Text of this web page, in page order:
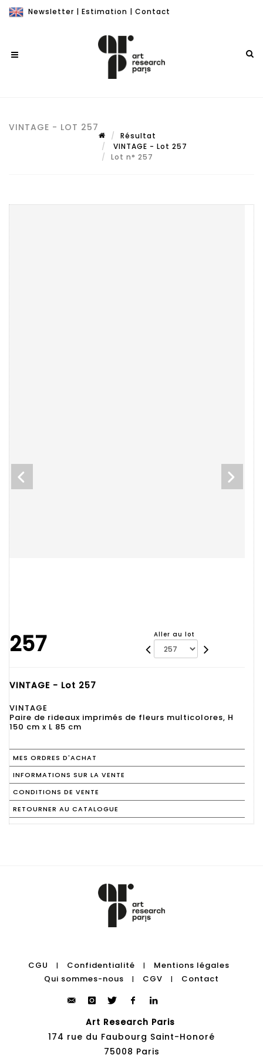
Newsletter | Estimation | Contact
VINTAGE - LOT 257
Résultat
VINTAGE - Lot 257
Lot n° 257
257 Aller au lot
VINTAGE - Lot 257
VINTAGE
Paire de rideaux imprimés de fleurs multicolores, H
150 cm x L 85 cm
MES ORDRES D'ACHAT
INFORMATIONS SUR LA VENTE
CONDITIONS DE VENTE
RETOURNER AU CATALOGUE
CGU | Confidentialité |
Mentions légales
Qui sommes-nous
| CGV | Contact
Art Research Paris
174 rue du Faubourg Saint-Honoré
75008 Paris